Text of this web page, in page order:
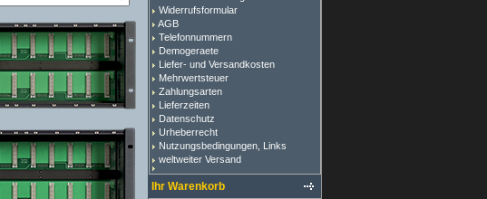
Widerrufsformular
AGB
Telefonnummern
Demogeraete
Liefer- und Versandkosten
Mehrwertsteuer
Zahlungsarten
Lieferzeiten
Datenschutz
Urheberrecht
Nutzungsbedingungen, Links
weltweiter Versand
Ihr Warenkorb